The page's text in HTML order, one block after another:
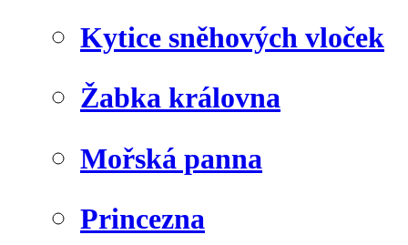
Kytice sněhových vloček
Žabka královna
Mořská panna
Princezna